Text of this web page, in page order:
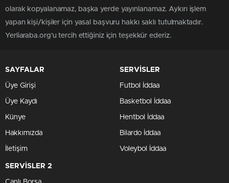
olarak kopyalanamaz, başka yerde yayınlanamaz. Aykırı işlem
yapan kişi/kişiler için yasal başvuru hakkı saklı tutulmaktadır.
Yerliaraba.org'u tercih ettiğiniz için teşekkür ederiz.
SAYFALAR
Üye Girişi
Üye Kaydı
Künye
Hakkımızda
İletişim
SERVİSLER
Futbol İddaa
Basketbol İddaa
Hentbol İddaa
Bilardo İddaa
Voleybol İddaa
SERVİSLER 2